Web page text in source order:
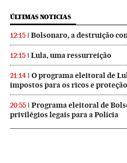
ÚLTIMAS NOTICIAS
12:15 Bolsonaro, a destruição
12:15 Lula, uma ressurreição
21:14
O programa eleitoral de
impostos para os ricos e
20:55
Programa eleitoral de
privilégios legais para a Polícia